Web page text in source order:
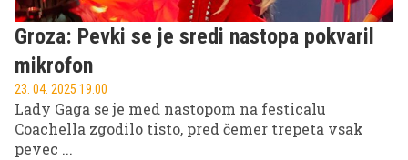
Groza: Pevki se je sredi nastopa pokvaril
mikrofon
23. 04. 2025 19.00
Lady Gaga se je med nastopom na festicalu
Coachella zgodilo tisto, pred čemer trepeta vsak
pevec ...